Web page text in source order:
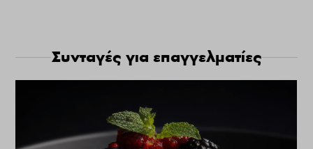
Συνταγές για επαγγελματίες